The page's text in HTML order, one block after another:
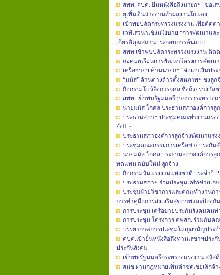
สพท. คปค. ยื่นหนังสือถึงนายกฯ "ขอเ
ยุเพิ่มเงินว่างงานทำผลงานโบแดง
เข้าพบปลัดกระทรวงแรงงาน เพื่อติด
เวทีเสวนาเชิงนโยบาย “การพัฒนาแ
เกียรติคุณสถานประกอบการต้นแบบ
สพท.เข้าพบปลัดกระทรวงแรงงาน ติ
ถอดบทเรียนการพัฒนาโครงการพัฒน
เครือข่ายฯ ค้านนายกฯ “จ่อเอาเงินป
“มนัส” ค้านต่างด้าวตั้งสหภาพฯ ชงลู
กิจกรรมโบว์ลิ่งการกุศล ชิงถ้วยรางวัล
สพท. เข้าพบรัฐมนตรีว่าการกระทรวงแ
นาย​มนัส​ โกศล​ ประธาน​สภา​องค์การ​ลู
ประธานสภาฯ ประชุมคณะทำ​งาน​แรง
ยัง​มิ̴
ประธาน​สภา​องค์การ​ลูกจ้าง​พัฒนา​แรง
ประชุมคณะกรรมการเครือข่ายประกัน
นายมนัส​ โกศล​ ประธาน​สภา​องค์การ​
ทดแทน​ ฉบับใหม่​ ลูกจ้าง
กิจกรรมวันแรงงานแห่งชาติ ประจำปี
ประธานสภาฯ ร่วมประชุมเครือข่ายเ
ประชุมฝ่ายวิชาการ​และคณะ​ทำงาน​กา
การทำคู่มือ​การส่งเสริม​สุขภาพ​และป้องกั
การประชุม เครือข่ายประกันสังคมคน
การประชุม โครงการ คพสก. ร่วมกับค
บรรยากาศการประชุมใหญ่สามัญประจ
คปค.เข้ายื่นหนังสือถึงท่านเลขาฯประ
ประกันสังคม
เข้าพบรัฐมนตรีกระทรวงแรงงาน สวั
สนช.ผ่านกฎหมายเพิ่มค่าชดเชยเลิกจ้า